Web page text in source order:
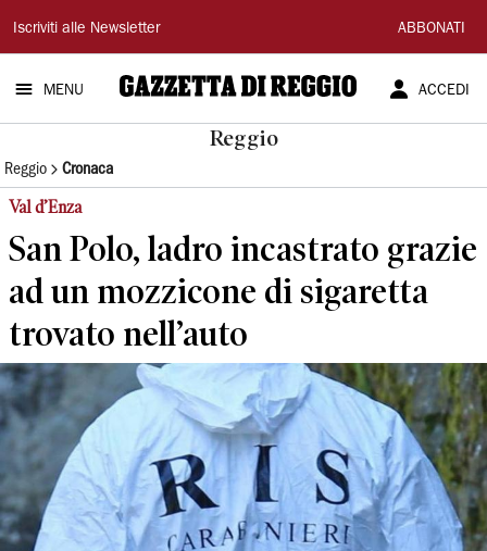
Gazzetta
di
Reggio
Iscriviti alle Newsletter ABBONATI
MENU ACCEDI
Reggio
Reggio Cronaca
Val d’Enza
San Polo, ladro incastrato grazie
ad un mozzicone di sigaretta
trovato nell’auto